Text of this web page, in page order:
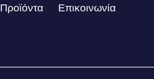
Προϊόντα Επικοινωνία